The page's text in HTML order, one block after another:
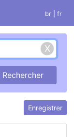
br | fr
Enregistrer